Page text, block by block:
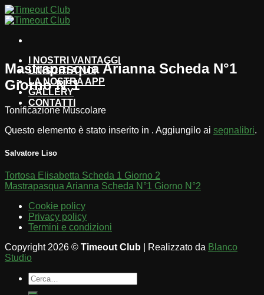
Salta
ai
I NOSTRI VANTAGGI
UNISCITI A NOI
LA NOSTRA APP
GALLERY
CONTATTI
Mastrapasqua Arianna Scheda N°1
Giorno N°1
Tonificazione Muscolare
Questo elemento è stato inserito in . Aggiungilo ai segnalibri.
Salvatore Liso
Tortosa Elisabetta Scheda 1 Giorno 2
Mastrapasqua Arianna Scheda N°1 Giorno N°2
Cookie policy
Privacy policy
Termini e condizioni
Copyright 2026 © Timeout Club | Realizzato da Blanco
Studio